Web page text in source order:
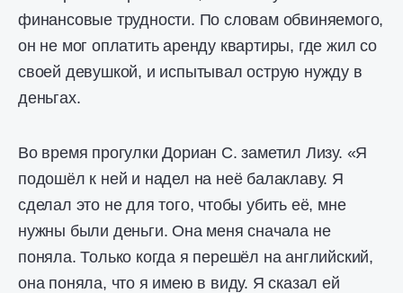
финансовые трудности. По словам обвиняемого,
он не мог оплатить аренду квартиры, где жил со
своей девушкой, и испытывал острую нужду в
деньгах.
Во время прогулки Дориан С. заметил Лизу. «Я
подошёл к ней и надел на неё балаклаву. Я
сделал это не для того, чтобы убить её, мне
нужны были деньги. Она меня сначала не
поняла. Только когда я перешёл на английский,
она поняла, что я имею в виду. Я сказал ей